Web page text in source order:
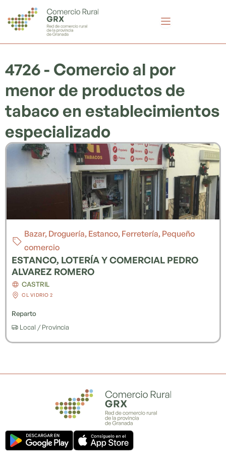
contenido
4726 - Comercio al por
menor de productos de
tabaco en establecimientos
especializado
Bazar, Droguería, Estanco, Ferretería, Pequeño
comercio
ESTANCO, LOTERÍA Y COMERCIAL PEDRO
ALVAREZ ROMERO
CASTRIL
CL VIDRIO 2
Reparto
Local / Provincia